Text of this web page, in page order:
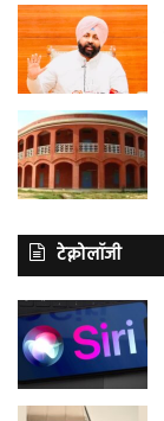
टेक्नोलॉजी